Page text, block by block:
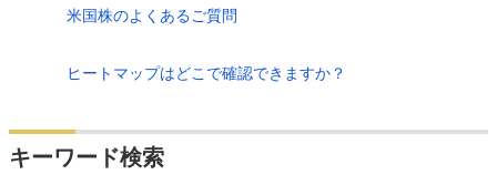
米国株のよくあるご質問
ヒートマップはどこで確認できますか？
キーワード検索